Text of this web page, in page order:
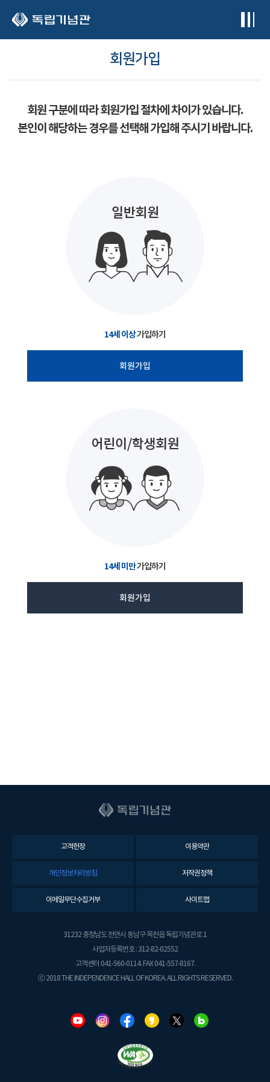
회원가입
회원 구분에 따라 회원가입 절차에 차이가 있습니다.
본인이 해당하는 경우를 선택해 가입해 주시기 바랍니다.
14세 이상가입하기
회원가입
14세 미만가입하기
회원가입
고객헌장 이용약관
개인정보처리방침 저작권정책
이메일무단수집거부 사이트맵
31232 충청남도 천안시 동남구 목천읍 독립기념관로 1
사업자등록번호 : 312-82-02552
고객센터 041-560-0114. FAX 041-557-8167.
ⓒ 2018 THE INDEPENDENCE HALL OF KOREA. ALL RIGHTS RESERVED.